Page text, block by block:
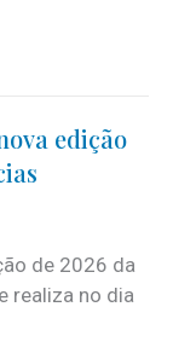
edição
de 2026 da
realiza no dia